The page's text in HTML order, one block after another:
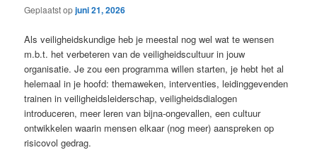
Geplaatst opjuni 21, 2026
Als veiligheidskundige heb je meestal nog wel wat te wensen
m.b.t. het verbeteren van de veiligheidscultuur in jouw
organisatie. Je zou een programma willen starten, je hebt het al
helemaal in je hoofd: themaweken, interventies, leidinggevenden
trainen in veiligheidsleiderschap, veiligheidsdialogen
introduceren, meer leren van bijna-ongevallen, een cultuur
ontwikkelen waarin mensen elkaar (nog meer) aanspreken op
risicovol gedrag.